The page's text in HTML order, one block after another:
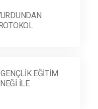
EĞITIM
ILE